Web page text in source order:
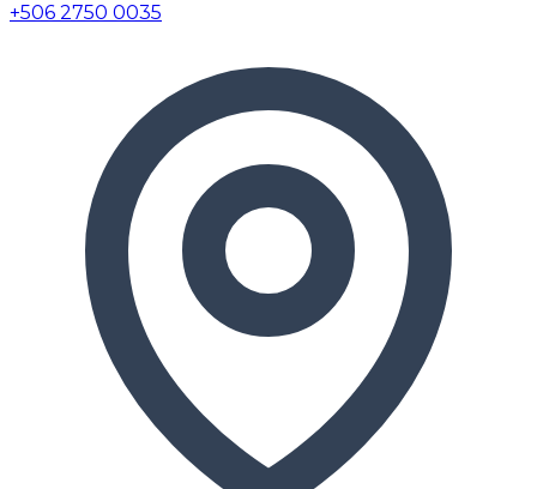
+506 2750 0035